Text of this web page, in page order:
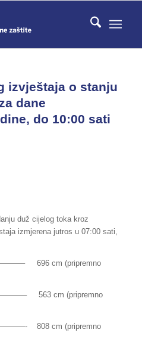
izvještaja o stanju
dane
do 10:00 sati
duž cijelog toka kroz
izmjerena jutros u 07:00 sati,
696 cm (pripremno
563 cm (pripremno
808 cm (pripremno